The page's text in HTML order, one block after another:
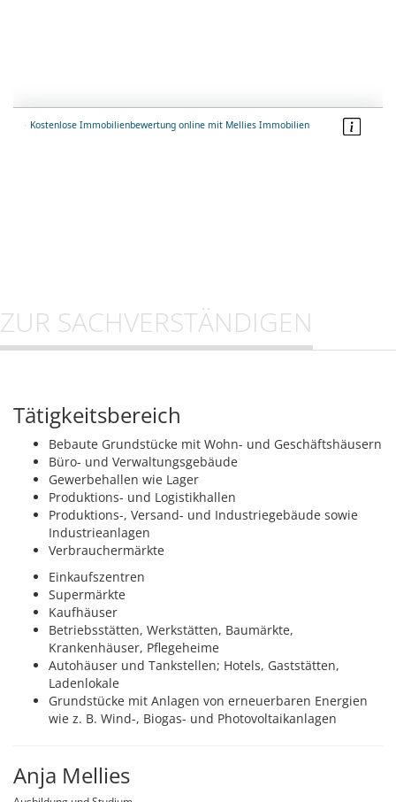
ZUR SACHVERSTÄNDIGEN
Tätigkeitsbereich
Bebaute Grundstücke mit Wohn- und Geschäftshäusern
Büro- und Verwaltungsgebäude
Gewerbehallen wie Lager
Produktions- und Logistikhallen
Produktions-, Versand- und Industriegebäude sowie
Industrieanlagen
Verbrauchermärkte
Einkaufszentren
Supermärkte
Kaufhäuser
Betriebsstätten, Werkstätten, Baumärkte,
Krankenhäuser, Pflegeheime
Autohäuser und Tankstellen; Hotels, Gaststätten,
Ladenlokale
Grundstücke mit Anlagen von erneuerbaren Energien
wie z. B. Wind-, Biogas- und Photovoltaikanlagen
Anja Mellies